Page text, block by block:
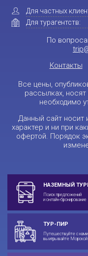
Для частных
Для турагентств:
По
Контакты
Все цены,
рассылках,
необходимо
Данный сайт носит
характер и ни при
офертой. Порядок
НАЗЕМНЫЙ
Поиск предложений
и онлайн-бронирование
ТУР-ПИР
Путешествуйте с
выигрывайте Морской